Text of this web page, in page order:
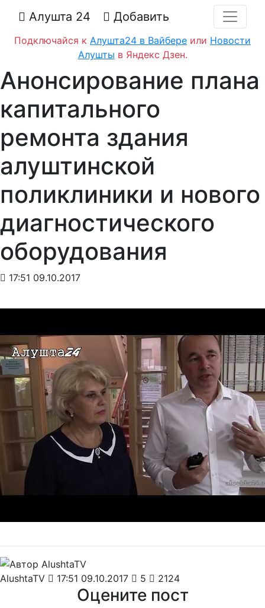
Алушта 24 Добавить
Подключайся к Алушта24 в Вайбере или Новости
Алушты в Яндекс Дзен.
Анонсирование плана
капитального
ремонта здания
алуштинской
поликлиники и нового
диагностического
оборудования
17:51 09.10.2017
AlushtaTV 17:51 09.10.2017 5 2124
Оцените пост